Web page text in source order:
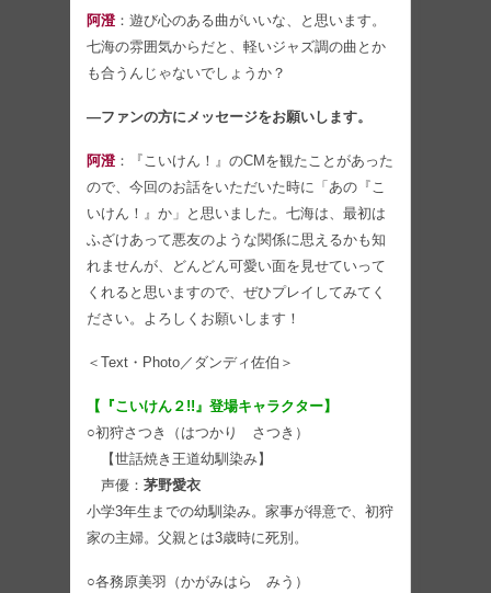
阿澄：遊び心のある曲がいいな、と思います。
七海の雰囲気からだと、軽いジャズ調の曲とか
も合うんじゃないでしょうか？
―ファンの方にメッセージをお願いします。
阿澄：『こいけん！』のCMを観たことがあった
ので、今回のお話をいただいた時に「あの『こ
いけん！』か」と思いました。七海は、最初は
ふざけあって悪友のような関係に思えるかも知
れませんが、どんどん可愛い面を見せていって
くれると思いますので、ぜひプレイしてみてく
ださい。よろしくお願いします！
＜Text・Photo／ダンディ佐伯＞
【『こいけん２!!』登場キャラクター】
○初狩さつき（はつかり さつき）
【世話焼き王道幼馴染み】
声優： 茅野愛衣
小学3年生までの幼馴染み。家事が得意で、初狩
家の主婦。父親とは3歳時に死別。
○各務原美羽（かがみはら みう）